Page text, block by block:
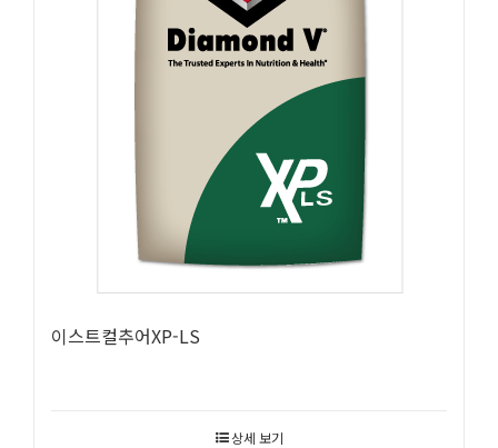
이스트컬추어XP-LS
상세 보기